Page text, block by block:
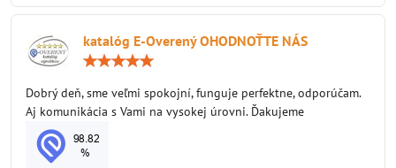
katalóg E-Overený OHODNOŤTE NÁS
5
Dobrý deň, sme veľmi spokojní, funguje perfektne, odporúčam.
Aj komunikácia s Vami na vysokej úrovni. Ďakujeme